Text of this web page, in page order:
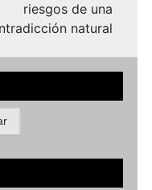
riesgos de una
natural